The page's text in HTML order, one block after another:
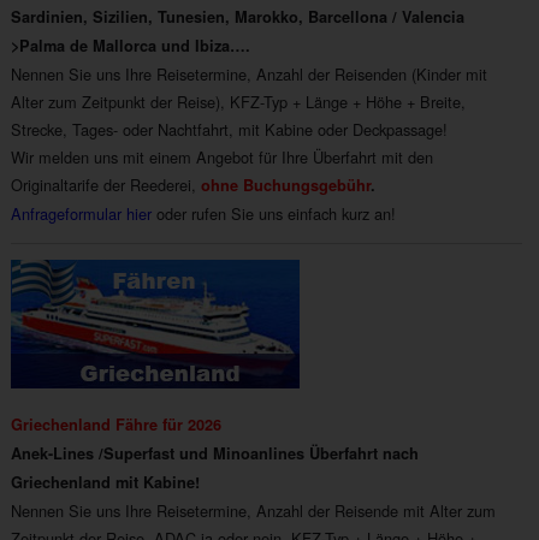
Sardinien, Sizilien, Tunesien, Marokko, Barcellona / Valencia
>Palma de Mallorca und Ibiza….
Nennen Sie uns Ihre Reisetermine, Anzahl der Reisenden (Kinder mit
Alter zum Zeitpunkt der Reise), KFZ-Typ + Länge + Höhe + Breite,
Strecke, Tages- oder Nachtfahrt, mit Kabine oder Deckpassage!
Wir melden uns mit einem Angebot für Ihre Überfahrt mit den
Originaltarife der Reederei, ohne Buchungsgebühr.
Anfrageformular hier oder rufen Sie uns einfach kurz an!
Griechenland Fähre für 2026
Anek-Lines /Superfast und Minoanlines Überfahrt nach
Griechenland mit Kabine!
Nennen Sie uns Ihre Reisetermine, Anzahl der Reisende mit Alter zum